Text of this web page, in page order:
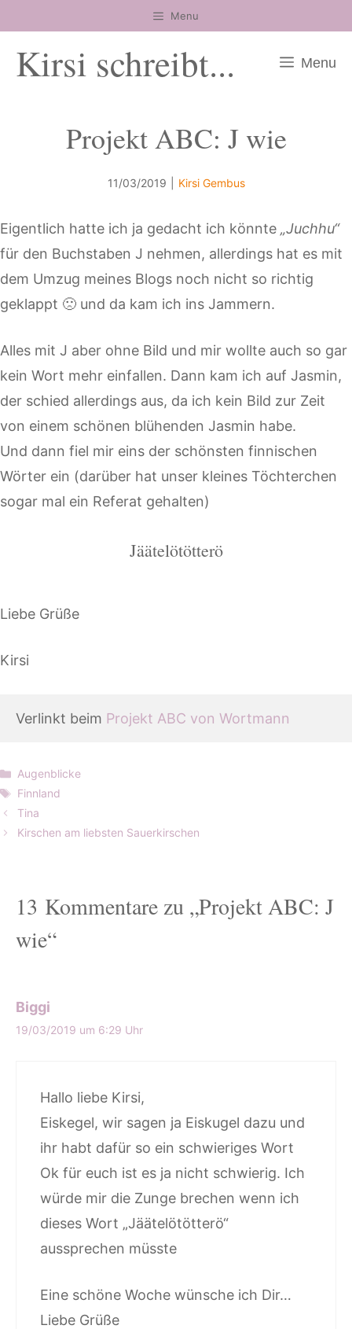
Inhalt
springen
Menu
Kirsi schreibt... Menu
Projekt ABC: J wie
11/03/2019 Kirsi Gembus
Eigentlich hatte ich ja gedacht ich könnte „Juchhu“
für den Buchstaben J nehmen, allerdings hat es mit
dem Umzug meines Blogs noch nicht so richtig
geklappt 🙁 und da kam ich ins Jammern.
Alles mit J aber ohne Bild und mir wollte auch so gar
kein Wort mehr einfallen. Dann kam ich auf Jasmin,
der schied allerdings aus, da ich kein Bild zur Zeit
von einem schönen blühenden Jasmin habe.
Und dann fiel mir eins der schönsten finnischen
Wörter ein (darüber hat unser kleines Töchterchen
sogar mal ein Referat gehalten)
Jäätelötötterö
Liebe Grüße
Kirsi
Verlinkt beim Projekt ABC von Wortmann
Kategorien
Augenblicke
Schlagwörter
Finnland
Tina
Kirschen am liebsten Sauerkirschen
13 Kommentare zu „Projekt ABC: J
wie“
Biggi
19/03/2019 um 6:29 Uhr
Hallo liebe Kirsi,
Eiskegel, wir sagen ja Eiskugel dazu und
ihr habt dafür so ein schwieriges Wort
Ok für euch ist es ja nicht schwierig. Ich
würde mir die Zunge brechen wenn ich
dieses Wort „Jäätelötötterö“
aussprechen müsste
Eine schöne Woche wünsche ich Dir…
Liebe Grüße